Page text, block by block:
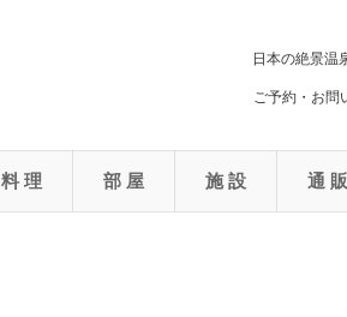
日本の絶景
ご予約・お問
料 理 部 屋 施 設 通 販